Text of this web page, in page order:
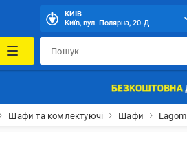
КИЇВ
Київ, вул. Полярна, 20-Д
Шафи та комлектуючі Шафи Lagom